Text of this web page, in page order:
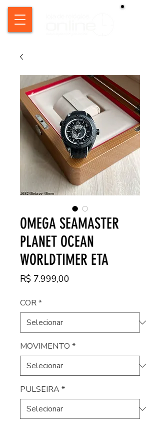
OMEGA SEAMASTER
PLANET OCEAN
WORLDTIMER ETA
R$ 7.999,00
COR*
MOVIMENTO *
PULSEIRA*